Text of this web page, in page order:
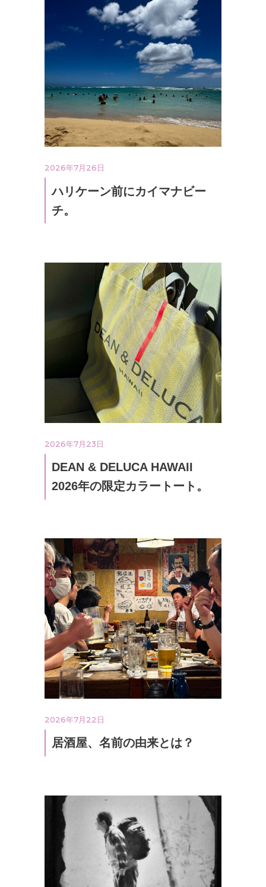
2026年7月26日
ハリケーン前にカイマナビー
チ。
2026年7月23日
DEAN & DELUCA HAWAII
2026年の限定カラートート。
2026年7月22日
居酒屋、名前の由来とは？